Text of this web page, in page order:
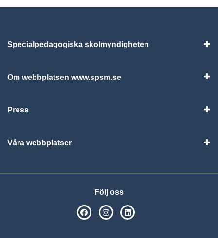
Specialpedagogiska skolmyndigheten
Om webbplatsen www.spsm.se
Press
Våra webbplatser
Följ oss
SPSM på Facebook
SPSM på Instagram